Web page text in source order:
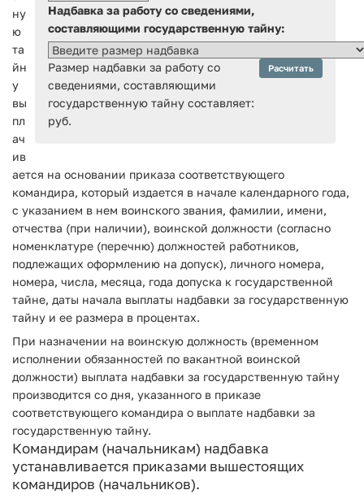
Надбавка за работу со сведениями,
составляющими государственную тайну:
Расчитать
Размер надбавки за работу со
сведениями, составляющими
государственную тайну составляет:
руб.
ну
ю
та
йн
у
вы
пл
ач
ив
ается на основании приказа соответствующего
командира, который издается в начале календарного года,
с указанием в нем воинского звания, фамилии, имени,
отчества (при наличии), воинской должности (согласно
номенклатуре (перечню) должностей работников,
подлежащих оформлению на допуск), личного номера,
номера, числа, месяца, года допуска к государственной
тайне, даты начала выплаты надбавки за государственную
тайну и ее размера в процентах.
При назначении на воинскую должность (временном
исполнении обязанностей по вакантной воинской
должности) выплата надбавки за государственную тайну
производится со дня, указанного в приказе
соответствующего командира о выплате надбавки за
государственную тайну.
Командирам (начальникам) надбавка
устанавливается приказами вышестоящих
командиров (начальников).